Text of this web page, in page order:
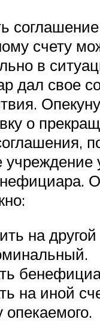
счету
в
дал свое
о
учреждение
на другой
на иной
опекаемого.